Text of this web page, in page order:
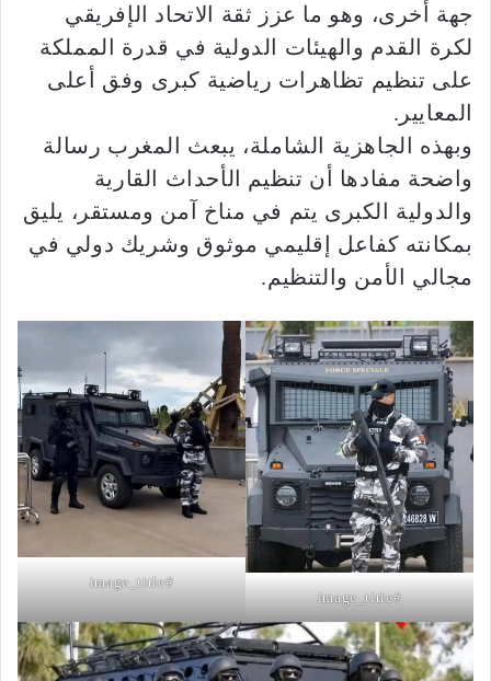
جهة أخرى، وهو ما عزز ثقة الاتحاد الإفريقي
لكرة القدم والهيئات الدولية في قدرة المملكة
على تنظيم تظاهرات رياضية كبرى وفق أعلى
المعايير.
وبهذه الجاهزية الشاملة، يبعث المغرب رسالة
واضحة مفادها أن تنظيم الأحداث القارية
والدولية الكبرى يتم في مناخ آمن ومستقر، يليق
بمكانته كفاعل إقليمي موثوق وشريك دولي في
مجالي الأمن والتنظيم.
#image_title
#image_title